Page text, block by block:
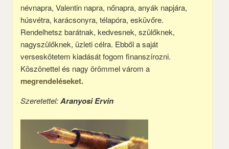
névnapra, Valentin napra, nőnapra, anyák napjára,
húsvétra, karácsonyra, télapóra, esküvőre.
Rendelhetsz barátnak, kedvesnek, szülőknek,
nagyszülőknek, üzleti célra. Ebből a saját
verseskötetem kiadását fogom finanszírozni.
Köszönettel és nagy örömmel várom a
megrendeléseket.
Szeretettel:Aranyosi Ervin